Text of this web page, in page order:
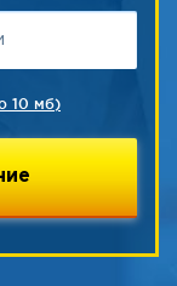
10 мб)